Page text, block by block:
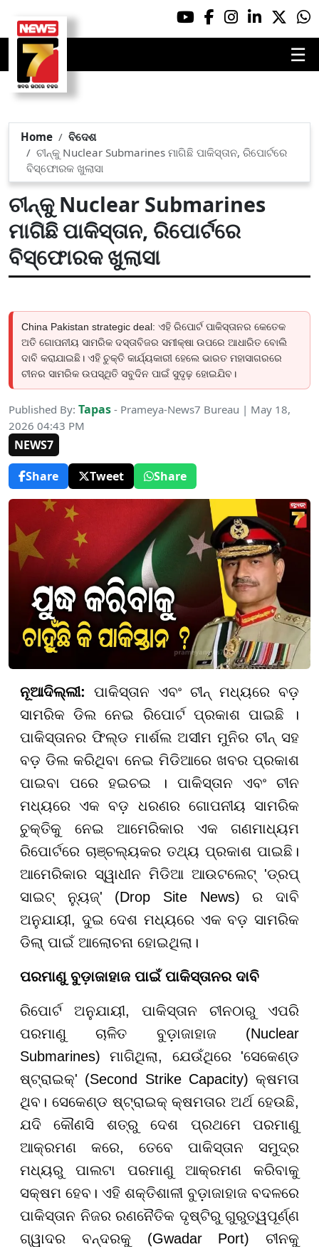
☰
Home
ବିଦେଶ
ଚୀନ୍‌କୁ Nuclear Submarines ମାଗିଛି ପାକିସ୍ତାନ, ରିପୋର୍ଟରେ
ବିସ୍ଫୋରକ ଖୁଲାସା
ଚୀନ୍‌କୁ Nuclear Submarines
ମାଗିଛି ପାକିସ୍ତାନ, ରିପୋର୍ଟରେ
ବିସ୍ଫୋରକ ଖୁଲାସା
China Pakistan strategic deal: ଏହି ରିପୋର୍ଟ ପାକିସ୍ତାନର କେତେକ
ଅତି ଗୋପନୀୟ ସାମରିକ ଦସ୍ତାବିଜର ସମୀକ୍ଷା ଉପରେ ଆଧାରିତ ବୋଲି
ଦାବି କରାଯାଇଛି। ଏହି ଚୁକ୍ତି କାର୍ଯ୍ୟକାରୀ ହେଲେ ଭାରତ ମହାସାଗରରେ
ଚୀନର ସାମରିକ ଉପସ୍ଥିତି ସବୁଦିନ ପାଇଁ ସୁଦୃଢ଼ ହୋଇଯିବ।
Published By: Tapas - Prameya-News7 Bureau | May 18,
2026 04:43 PM
NEWS7
Share
Tweet Share
ନୂଆଦିଲ୍ଲୀ: ପାକିସ୍ତାନ ଏବଂ ଚୀନ୍ ମଧ୍ୟରେ ବଡ଼
ସାମରିକ ଡିଲ ନେଇ ରିପୋର୍ଟ ପ୍ରକାଶ ପାଇଛି ।
ପାକିସ୍ତାନର ଫିଲ୍ଡ ମାର୍ଶଲ ଅସୀମ ମୁନିର ଚୀନ୍ ସହ
ବଡ଼ ଡିଲ କରିଥିବା ନେଇ ମିଡିଆରେ ଖବର ପ୍ରକାଶ
ପାଇବା ପରେ ହଇଚଇ । ପାକିସ୍ତାନ ଏବଂ ଚୀନ
ମଧ୍ୟରେ ଏକ ବଡ଼ ଧରଣର ଗୋପନୀୟ ସାମରିକ
ଚୁକ୍ତିକୁ ନେଇ ଆମେରିକାର ଏକ ଗଣମାଧ୍ୟମ
ରିପୋର୍ଟରେ ଚାଞ୍ଚଲ୍ୟକର ତଥ୍ୟ ପ୍ରକାଶ ପାଇଛି।
ଆମେରିକାର ସ୍ୱାଧୀନ ମିଡିଆ ଆଉଟଲେଟ୍ 'ଡ୍ରପ୍
ସାଇଟ୍ ନ୍ୟୁଜ୍' (Drop Site News) ର ଦାବି
ଅନୁଯାୟୀ, ଦୁଇ ଦେଶ ମଧ୍ୟରେ ଏକ ବଡ଼ ସାମରିକ
ଡିଲା୍ ପାଇଁ ଆଲୋଚନା ହୋଇଥିଲା।
ପରମାଣୁ ବୁଡ଼ାଜାହାଜ ପାଇଁ ପାକିସ୍ତାନର ଦାବି
ରିପୋର୍ଟ ଅନୁଯାୟୀ, ପାକିସ୍ତାନ ଚୀନଠାରୁ ଏପରି
ପରମାଣୁ ଚାଳିତ ବୁଡ଼ାଜାହାଜ (Nuclear
Submarines) ମାଗିଥିଲା, ଯେଉଁଥିରେ 'ସେକେଣ୍ଡ
ଷ୍ଟ୍ରାଇକ୍' (Second Strike Capacity) କ୍ଷମତା
ଥିବ। ସେକେଣ୍ଡ ଷ୍ଟ୍ରାଇକ୍ କ୍ଷମତାର ଅର୍ଥ ହେଉଛି,
ଯଦି କୌଣସି ଶତ୍ରୁ ଦେଶ ପ୍ରଥମେ ପରମାଣୁ
ଆକ୍ରମଣ କରେ, ତେବେ ପାକିସ୍ତାନ ସମୁଦ୍ର
ମଧ୍ୟରୁ ପାଲଟା ପରମାଣୁ ଆକ୍ରମଣ କରିବାକୁ
ସକ୍ଷମ ହେବ। ଏହି ଶକ୍ତିଶାଳୀ ବୁଡ଼ାଜାହାଜ ବଦଳରେ
ପାକିସ୍ତାନ ନିଜର ରଣନୈତିକ ଦୃଷ୍ଟିରୁ ଗୁରୁତ୍ୱପୂର୍ଣ୍ଣ
ଗ୍ୱାଦର ବନ୍ଦରକୁ (Gwadar Port) ଚୀନକୁ